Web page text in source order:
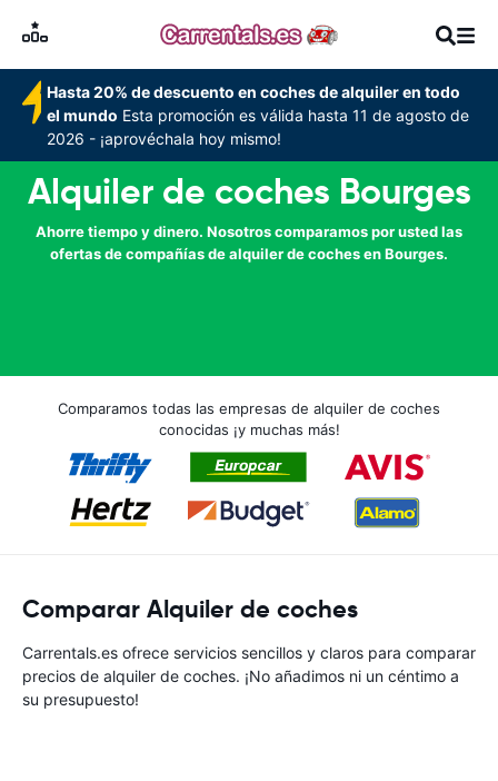
Hasta 20% de descuento en coches de alquiler en todo
el mundo Esta promoción es válida hasta 11 de agosto de
2026 - ¡aprovéchala hoy mismo!
Alquiler de coches Bourges
Ahorre tiempo y dinero. Nosotros comparamos por usted las
ofertas de compañías de alquiler de coches en Bourges.
Comparamos todas las empresas de alquiler de coches
conocidas ¡y muchas más!
Comparar Alquiler de coches
Carrentals.es ofrece servicios sencillos y claros para comparar
precios de alquiler de coches. ¡No añadimos ni un céntimo a
su presupuesto!